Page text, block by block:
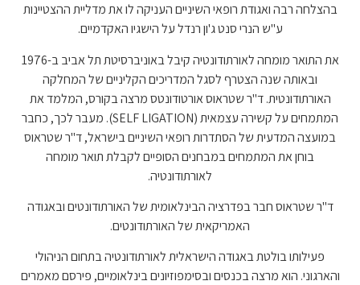
בהצלחה רבה ואגודת רופאי השיניים העניקה לו את מדליית ההצטיינות
ע"ש הנרי סנט ג'ון רנדל על הישגיו האקדמיים.
את התואר מומחה לאורתודונטיה קיבל באוניברסיטת תל אביב ב-1976
ובאותה שנה הצטרף לסגל המדריכים הקליניים של המחלקה
האורתודונטית. ד"ר שטראוס אורטודונטס מרצה בקורס, המלמד את
המתמחים על קשירה עצמאית (SELF LIGATION). מעבר לכך, כחבר
במועצה המדעית של הסתדרות רופאי השיניים בישראל, ד"ר שטראוס
בוחן את המתמחים במבחנים הסופיים לקבלת תואר מומחה
לאורתודונטיה.
ד"ר שטראוס חבר בפדרציה הבינלאומית של האורתודונטים ובאגודה
האמריקאית של האורתודונטים.
פעילותו בולטת באגודה הישראלית לאורתודונטיה בתחום הניהולי
והארגוני. הוא מרצה בכנסים ובסימפוזיונים בינלאומיים, פירסם מאמרים